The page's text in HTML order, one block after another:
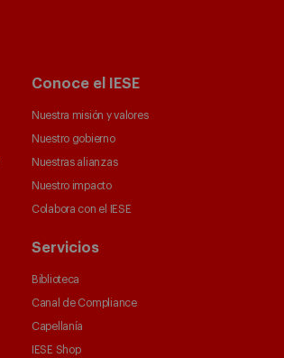
Conoce el IESE
Nuestra misión y valores
Nuestro gobierno
Nuestras alianzas
Nuestro impacto
Colabora con el IESE
Servicios
Biblioteca
Canal de Compliance
Capellanía
IESE Shop